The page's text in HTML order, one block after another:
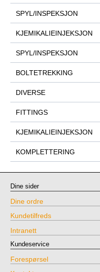
SPYL/INSPEKSJON
KJEMIKALIEINJEKSJON
SPYL/INSPEKSJON
BOLTETREKKING
DIVERSE
FITTINGS
KJEMIKALIEINJEKSJON
KOMPLETTERING
Dine sider
Dine ordre
Kundetilfreds
Intranett
Kundeservice
Forespørsel